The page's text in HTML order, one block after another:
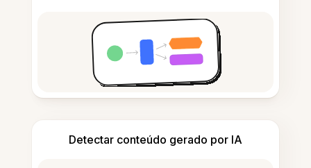
Detectar conteúdo gerado por IA